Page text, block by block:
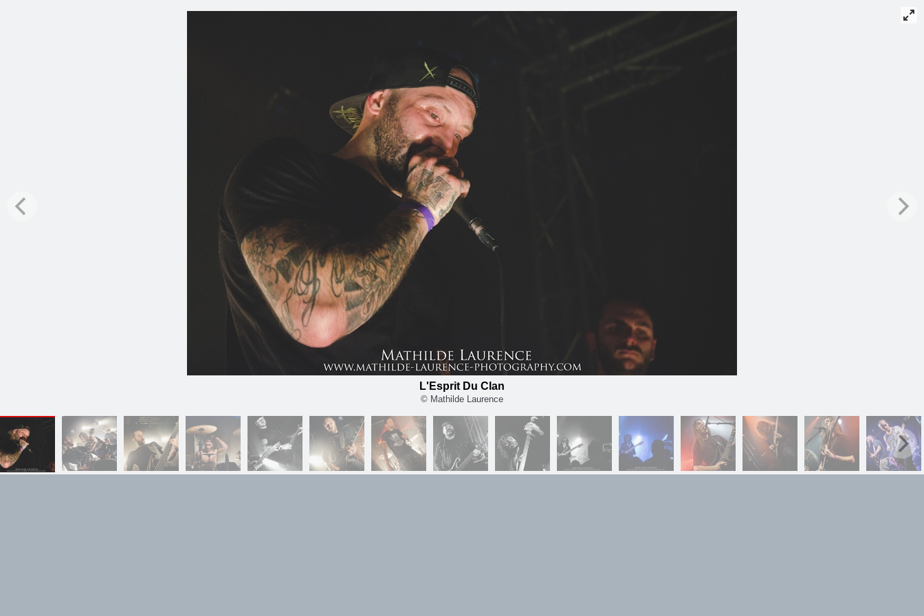
L'Esprit Du Clan
© Mathilde Laurence